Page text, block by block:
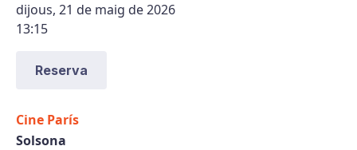
dijous, 21 de maig de 2026
13:15
Reserva
Cine París
Solsona